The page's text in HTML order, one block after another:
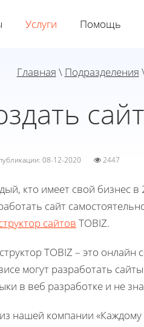
Услуги Помощь
Главная \ Подразделения
08-12-2020 2447
кто имеет свой бизнес
сайт
сайтов TOBIZ.
TOBIZ – это
могут разработать
в веб разработке и не
нашей компании